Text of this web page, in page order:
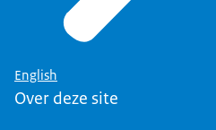
English
Over deze site